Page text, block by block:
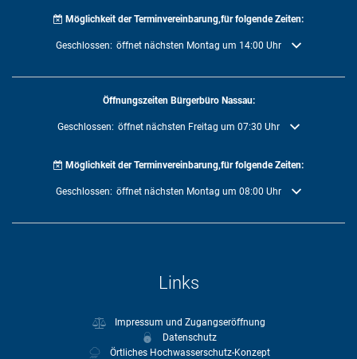
Möglichkeit der Terminvereinbarung,für folgende Zeiten:
Klicken, um weitere Öffnungs- oder Schließzeiten auszublenden
Geschlossen: öffnet nächsten Montag um 14:00 Uhr
Öffnungszeiten Bürgerbüro Nassau:
Klicken, um weitere Öffnungs- oder Schließzeiten auszublenden
Geschlossen: öffnet nächsten Freitag um 07:30 Uhr
Möglichkeit der Terminvereinbarung,für folgende Zeiten:
Klicken, um weitere Öffnungs- oder Schließzeiten auszublenden
Geschlossen: öffnet nächsten Montag um 08:00 Uhr
Links
Impressum und Zugangseröffnung
Datenschutz
Örtliches Hochwasserschutz-Konzept